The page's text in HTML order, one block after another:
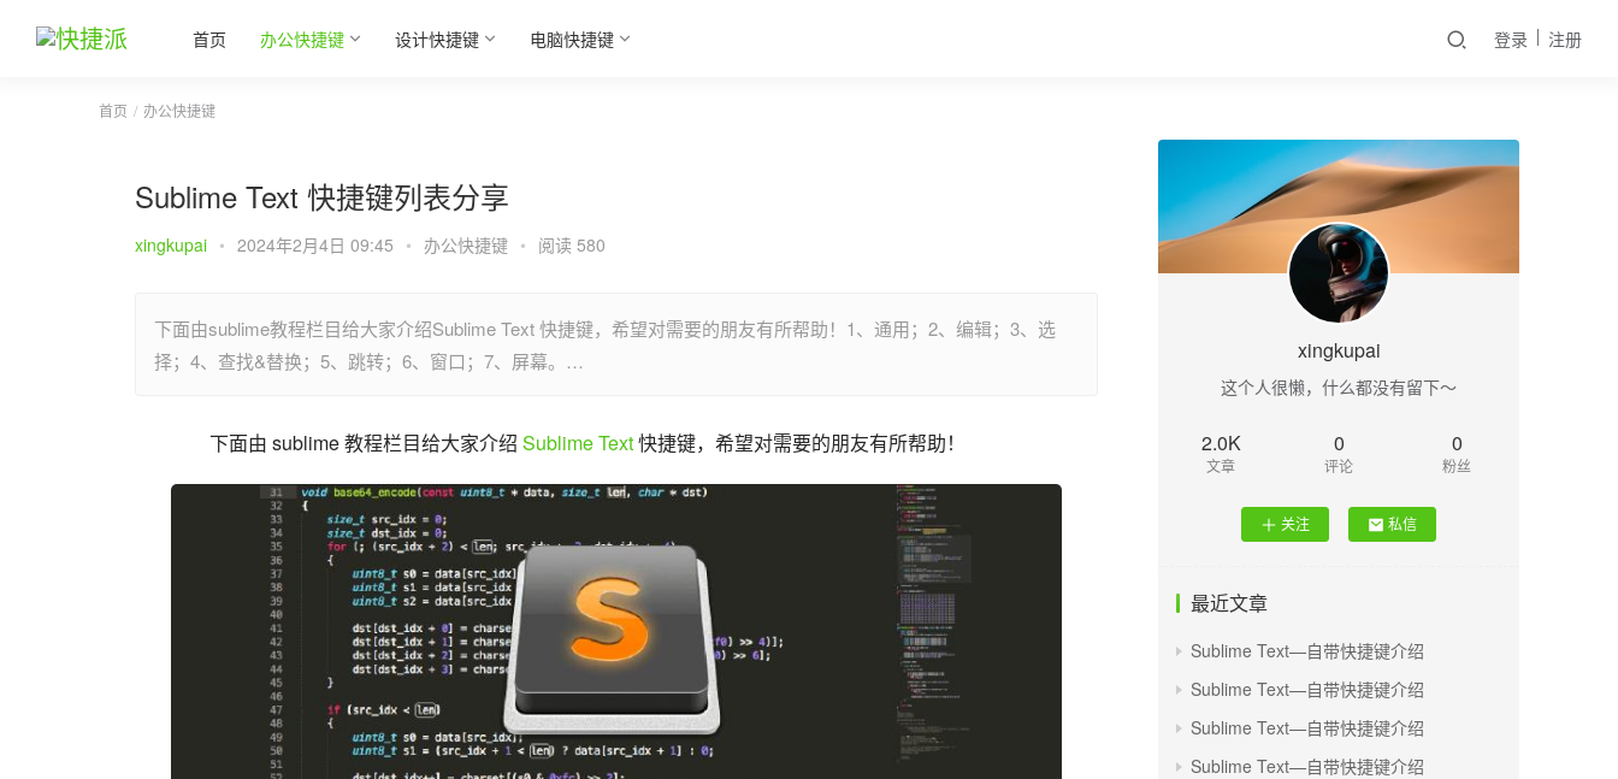
首页 办公快捷键 设计快捷键 电脑快捷键 登录 注册
首页 办公快捷键
Sublime Text 快捷键列表分享
xingkupai • 2024年2月4日 09:45 • 办公快捷键 • 阅读 580
下面由sublime教程栏目给大家介绍Sublime Text 快捷键，希望对需要的朋友有所帮助！1、通用；2、编辑；3、选
择；4、查找&替换；5、跳转；6、窗口；7、屏幕。…
下面由 sublime 教程栏目给大家介绍 Sublime Text 快捷键，希望对需要的朋友有所帮助！
xingkupai
这个人很懒，什么都没有留下～
2.0K
文章
0
评论
0
粉丝
关注 私信
最近文章
Sublime Text—自带快捷键介绍
Sublime Text—自带快捷键介绍
Sublime Text—自带快捷键介绍
Sublime Text—自带快捷键介绍